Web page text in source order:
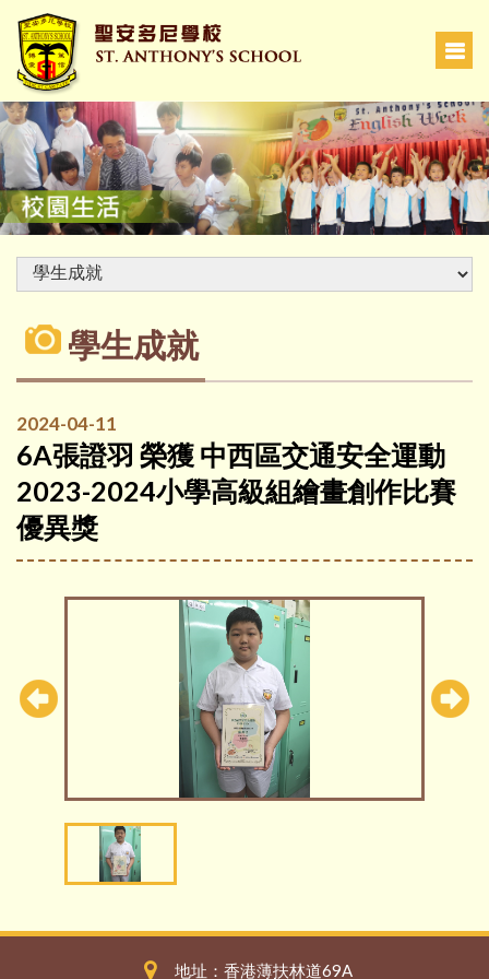
學生成就
2024-04-11
6A張證羽 榮獲 中西區交通安全運動
2023-2024小學高級組繪畫創作比賽
優異獎
地址：香港薄扶林道69A